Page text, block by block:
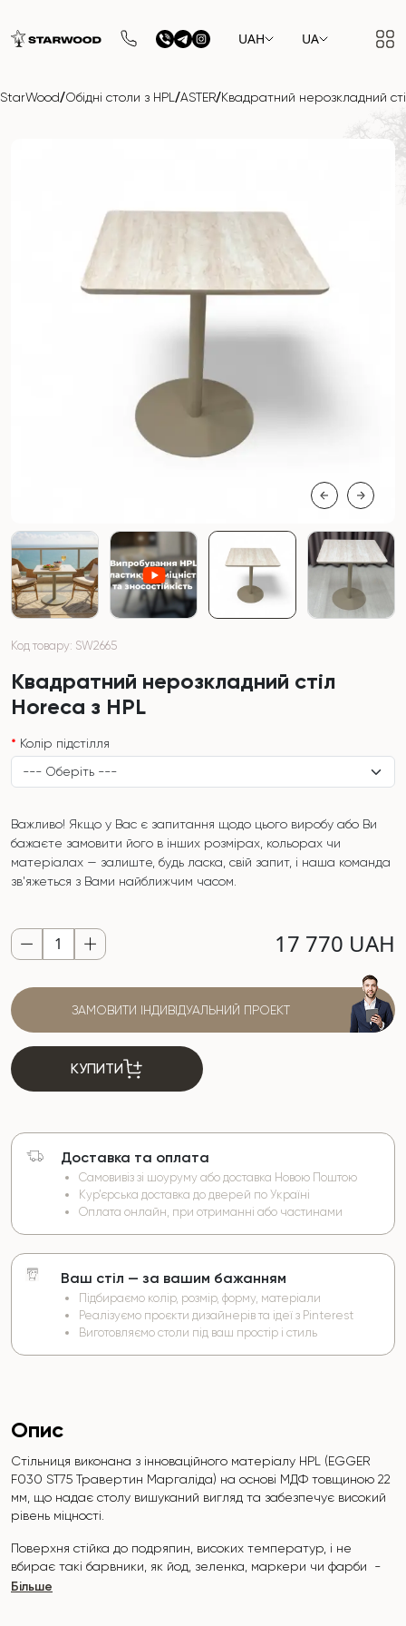
UAH UA
StarWood/Обідні столи з HPL /ASTER/Квадратний нерозкладний
Код товару: SW2665
Квадратний нерозкладний стіл
Horeca з HPL
Колір підстілля
Важливо! Якщо у Вас є запитання щодо цього виробу або Ви
бажаєте замовити його в інших розмірах, кольорах чи
матеріалах — залиште, будь ласка, свій запит, і наша команда
зв'яжеться з Вами найближчим часом.
17 770 UAH
ЗАМОВИТИ ІНДИВІДУАЛЬНИЙ ПРОЕКТ
КУПИТИ
Доставка та оплата
Самовивіз зі шоуруму або доставка Новою Поштою
Кур’єрська доставка до дверей по Україні
Оплата онлайн, при отриманні або частинами
Ваш стіл — за вашим бажанням
Підбираємо колір, розмір, форму, матеріали
Реалізуємо проєкти дизайнерів та ідеї з Pinterest
Виготовляємо столи під ваш простір і стиль
Опис
Стільниця виконана з інноваційного матеріалу HPL (EGGER
F030 ST75 Травертин Маргаліда) на основі МДФ товщиною 22
мм, що надає столу вишуканий вигляд та забезпечує високий
рівень міцності.
Поверхня стійка до подряпин, високих температур, і не
вбирає такі барвники, як йод, зеленка, маркери чи фарби -
це робить його надзвичайно практичним у повсякденному
Більше